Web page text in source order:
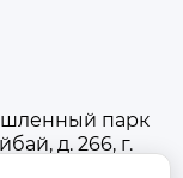
парк
д. 266, г.